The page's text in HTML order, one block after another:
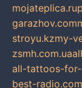
mojateplica.ru
garazhov.com
stroyu.kzmy-
zsmh.com.ua
all-tattoos-for-
best-